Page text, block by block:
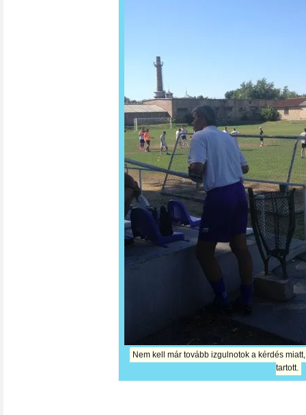
Nem kell már tovább izgulnotok a kérdés
tartott.